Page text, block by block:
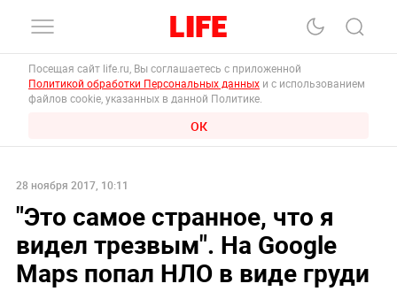
Посещая сайт life.ru, Вы соглашаетесь с приложенной
Политикой обработки Персональных данных и с использованием
файлов cookie, указанных в данной Политике.
ОК
28 ноября 2017, 10:11
"Это самое странное, что я
видел трезвым". На Google
Maps попал НЛО в виде груди